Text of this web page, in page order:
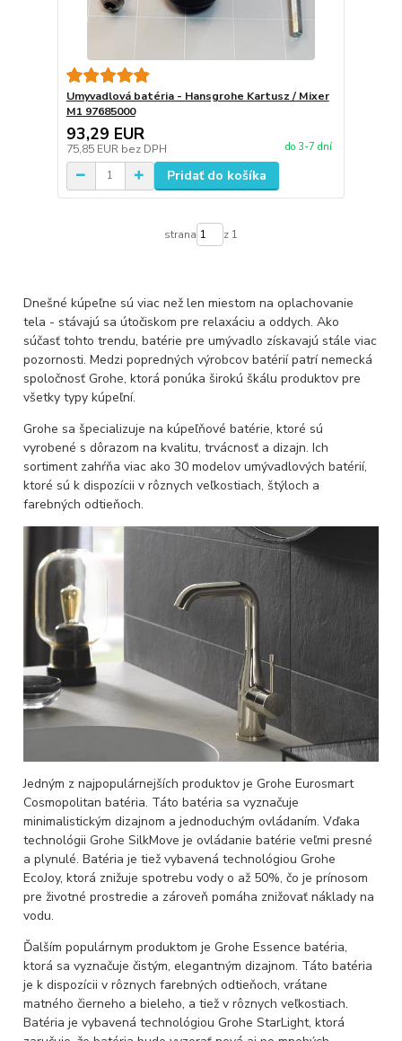
Umyvadlová batéria - Hansgrohe Kartusz / Mixer
M1 97685000
93,29 EUR
75,85 EUR bez DPH do 3-7 dní
Pridať do košíka
strana z 1
Dnešné kúpeľne sú viac než len miestom na oplachovanie
tela - stávajú sa útočiskom pre relaxáciu a oddych. Ako
súčasť tohto trendu, batérie pre umývadlo získavajú stále viac
pozornosti. Medzi popredných výrobcov batérií patrí nemecká
spoločnosť Grohe, ktorá ponúka širokú škálu produktov pre
všetky typy kúpeľní.
Grohe sa špecializuje na kúpeľňové batérie, ktoré sú
vyrobené s dôrazom na kvalitu, trvácnosť a dizajn. Ich
sortiment zahŕňa viac ako 30 modelov umývadlových batérií,
ktoré sú k dispozícii v rôznych veľkostiach, štýloch a
farebných odtieňoch.
Jedným z najpopulárnejších produktov je Grohe Eurosmart
Cosmopolitan batéria. Táto batéria sa vyznačuje
minimalistickým dizajnom a jednoduchým ovládaním. Vďaka
technológii Grohe SilkMove je ovládanie batérie veľmi presné
a plynulé. Batéria je tiež vybavená technológiou Grohe
EcoJoy, ktorá znižuje spotrebu vody o až 50%, čo je prínosom
pre životné prostredie a zároveň pomáha znižovať náklady na
vodu.
Ďalším populárnym produktom je Grohe Essence batéria,
ktorá sa vyznačuje čistým, elegantným dizajnom. Táto batéria
je k dispozícii v rôznych farebných odtieňoch, vrátane
matného čierneho a bieleho, a tiež v rôznych veľkostiach.
Batéria je vybavená technológiou Grohe StarLight, ktorá